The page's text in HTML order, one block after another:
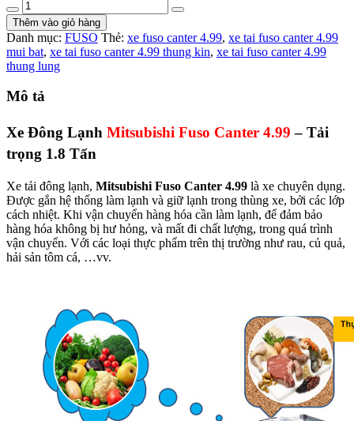
Thêm vào giỏ hàng
Danh mục: FUSO Thẻ: xe fuso canter 4.99, xe tai fuso canter 4.99
mui bat, xe tai fuso canter 4.99 thung kin, xe tai fuso canter 4.99
thung lung
Mô tả
Xe Đông Lạnh Mitsubishi Fuso Canter 4.99 – Tải
trọng 1.8 Tấn
Xe tải đông lạnh, Mitsubishi Fuso Canter 4.99 là xe chuyên dụng.
Được gắn hệ thống làm lạnh và giữ lạnh trong thùng xe, bởi các lớp
cách nhiệt. Khi vận chuyển hàng hóa cần làm lạnh, để đảm bảo
hàng hóa không bị hư hỏng, và mất đi chất lượng, trong quá trình
vận chuyển. Với các loại thực phẩm trên thị trường như rau, củ quả,
hải sản tôm cá, …vv.